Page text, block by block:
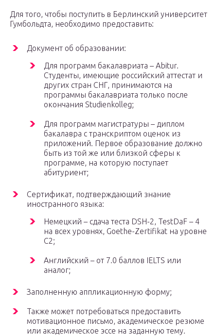
Для того, чтобы поступить в Берлинский университет
Гумбольдта, необходимо предоставить:
Документ об образовании:
Для программ бакалавриата – Abitur.
Студенты, имеющие российский аттестат и
других стран СНГ, принимаются на
программы бакалавриата только после
окончания Studienkolleg;
Для программ магистратуры – диплом
бакалавра с транскриптом оценок из
приложений. Первое образование должно
быть из той же или близкой сферы к
программе, на которую поступает
абитуриент;
Сертификат, подтверждающий знание
иностранного языка:
Немецкий – сдача теста DSH-2, TestDaF – 4
на всех уровнях, Goethe-Zertifikat на уровне
С2;
Английский – от 7.0 баллов IELTS или
аналог;
Заполненную аппликационную форму;
Также может потребоваться предоставить
мотивационное письмо, академическое резюме
или академическое эссе на заданную тему.